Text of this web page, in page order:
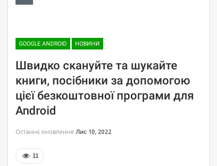
GOOGLE ANDROID НОВИНИ
Швидко скануйте та шукайте
книги, посібники за допомогою
цієї безкоштовної програми для
Android
Останнє оновлення Лис 10, 2022
11